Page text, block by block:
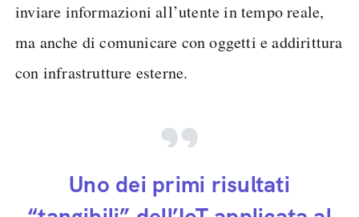
inviare informazioni all’utente in tempo reale,
ma anche di comunicare con oggetti e addirittura
con infrastrutture esterne.
Uno dei primi risultati